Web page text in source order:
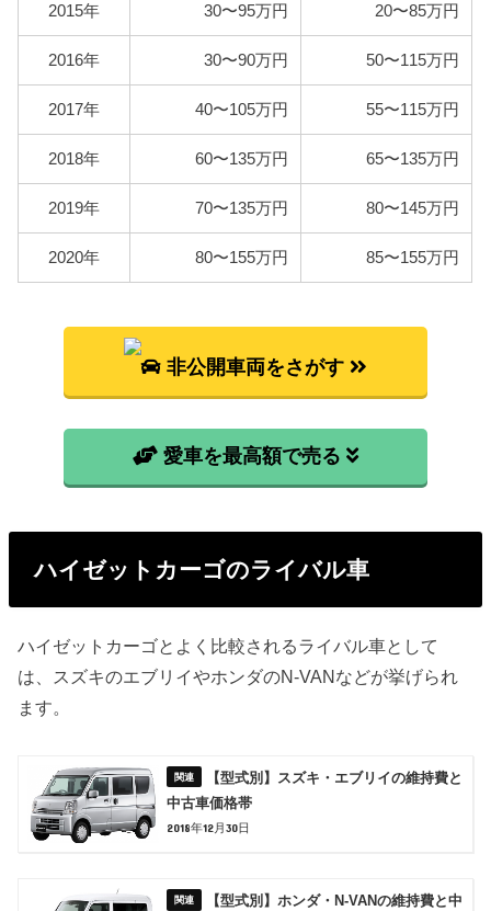
S321V
S330V
2015年 30〜95万円 20〜85万円
2016年 30〜90万円 50〜115万円
2017年 40〜105万円 55〜115万円
2018年 60〜135万円 65〜135万円
2019年 70〜135万円 80〜145万円
2020年 80〜155万円 85〜155万円
非公開車両をさがす
愛車を最高額で売る
ハイゼットカーゴのライバル車
ハイゼットカーゴとよく比較されるライバル車として
は、スズキのエブリイやホンダのN-VANなどが挙げられ
ます。
【型式別】スズキ・エブリイの維持費と
中古車価格帯
2018年12月30日
【型式別】ホンダ・N-VANの維持費と中